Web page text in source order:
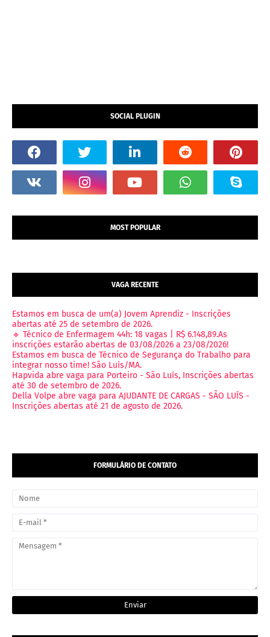
SOCIAL PLUGIN
MOST POPULAR
VAGA RECENTE
Estamos em busca de um(a) Jovem Aprendiz - Inscrições
abertas até 25 de setembro de 2026.
🔹 Técnico de Enfermagem 44h: 18 vagas | R$ 6.148,89.As
inscrições estarão abertas de 03/08/2026 a 23/08/2026!
Estamos em busca de Técnico de Segurança do Trabalho para
integrar nosso time! São Luís/MA.
Hapvida abre vaga para Porteiro - São Luís, Inscrições abertas
até 30 de setembro de 2026.
Della Volpe abre vaga para AJUDANTE DE CARGAS - SÃO LUÍS -
Inscrições abertas até 21 de agosto de 2026.
FORMULÁRIO DE CONTATO